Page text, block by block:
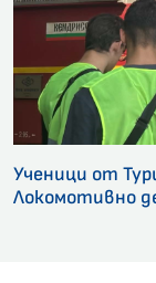
Ученици от
Локомотивно